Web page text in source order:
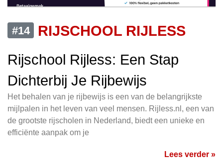
#14
RIJSCHOOL RIJLESS
Rijschool Rijless: Een Stap
Dichterbij Je Rijbewijs
Het behalen van je rijbewijs is een van de belangrijkste
mijlpalen in het leven van veel mensen. Rijless.nl, een van
de grootste rijscholen in Nederland, biedt een unieke en
efficiënte aanpak om je
Lees verder »